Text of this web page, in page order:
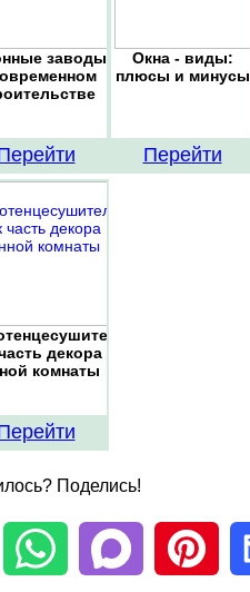
заводы
Окна - виды:
плюсы и минусы
Перейти
декора
комнаты
Поделись!